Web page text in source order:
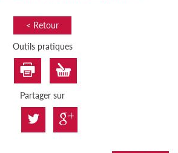
< Retour
Outils pratiques
Partager sur